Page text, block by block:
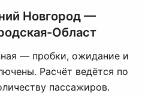
Новгород —
Област
— пробки, ожидание и
Расчёт ведётся по
пассажиров.